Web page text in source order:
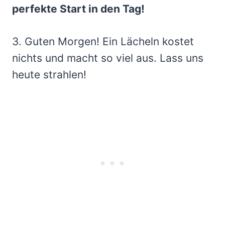
perfekte Start in den Tag!
3. Guten Morgen! Ein Lächeln kostet
nichts und macht so viel aus. Lass uns
heute strahlen!